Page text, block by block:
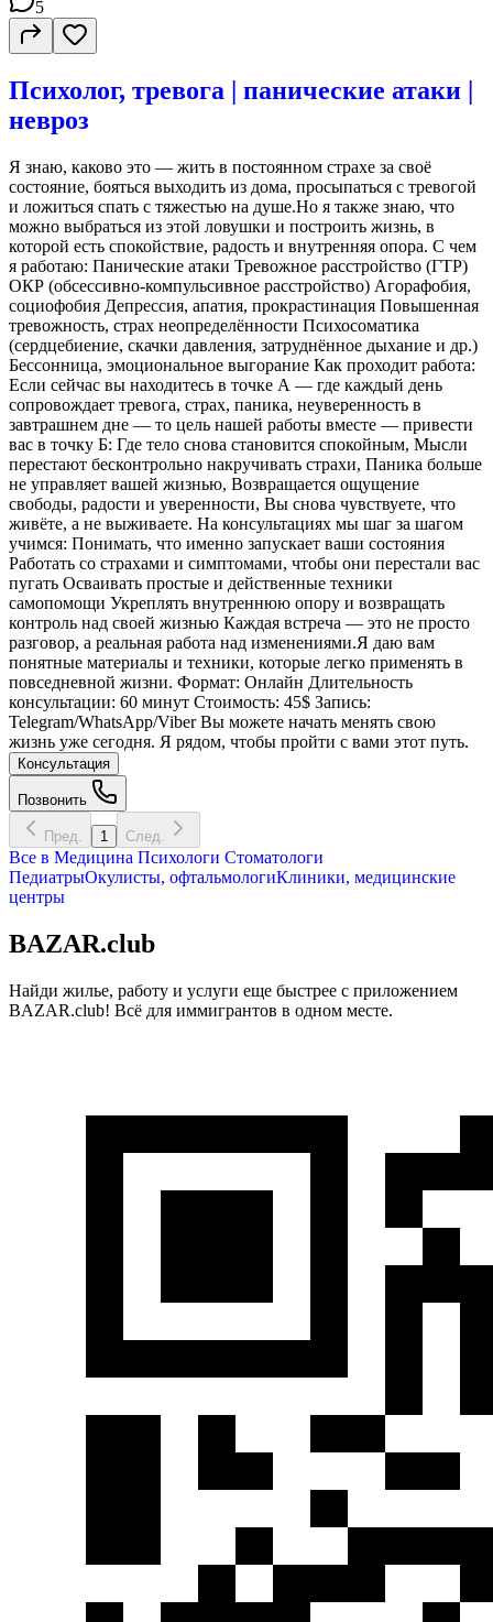
5
Психолог, тревога | панические атаки |
невроз
Я знаю, каково это — жить в постоянном страхе за своё
состояние, бояться выходить из дома, просыпаться с тревогой
и ложиться спать с тяжестью на душе.Но я также знаю, что
можно выбраться из этой ловушки и построить жизнь, в
которой есть спокойствие, радость и внутренняя опора. С чем
я работаю: Панические атаки Тревожное расстройство (ГТР)
ОКР (обсессивно-компульсивное расстройство) Агорафобия,
социофобия Депрессия, апатия, прокрастинация Повышенная
тревожность, страх неопределённости Психосоматика
(сердцебиение, скачки давления, затруднённое дыхание и др.)
Бессонница, эмоциональное выгорание Как проходит работа:
Если сейчас вы находитесь в точке А — где каждый день
сопровождает тревога, страх, паника, неуверенность в
завтрашнем дне — то цель нашей работы вместе — привести
вас в точку Б: Где тело снова становится спокойным, Мысли
перестают бесконтрольно накручивать страхи, Паника больше
не управляет вашей жизнью, Возвращается ощущение
свободы, радости и уверенности, Вы снова чувствуете, что
живёте, а не выживаете. На консультациях мы шаг за шагом
учимся: Понимать, что именно запускает ваши состояния
Работать со страхами и симптомами, чтобы они перестали вас
пугать Осваивать простые и действенные техники
самопомощи Укреплять внутреннюю опору и возвращать
контроль над своей жизнью Каждая встреча — это не просто
разговор, а реальная работа над изменениями.Я даю вам
понятные материалы и техники, которые легко применять в
повседневной жизни. Формат: Онлайн Длительность
консультации: 60 минут Стоимость: 45$ Запись:
Telegram/WhatsApp/Viber Вы можете начать менять свою
жизнь уже сегодня. Я рядом, чтобы пройти с вами этот путь.
Консультация
Позвонить
Пред. 1 След.
Все в Медицина Психологи Стоматологи
ПедиатрыОкулисты, офтальмологиКлиники, медицинские
центры
BAZAR.club
Найди жилье, работу и услуги еще быстрее с приложением
BAZAR.club! Всё для иммигрантов в одном месте.